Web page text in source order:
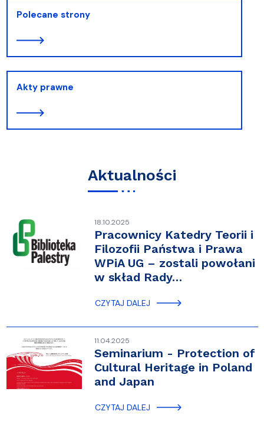
Polecane strony
Akty prawne
Aktualności
18.10.2025
Pracownicy Katedry Teorii i
Filozofii Państwa i Prawa
WPiA UG – zostali powołani
w skład Rady…
CZYTAJ DALEJ
11.04.2025
Seminarium - Protection of
Cultural Heritage in Poland
and Japan
CZYTAJ DALEJ